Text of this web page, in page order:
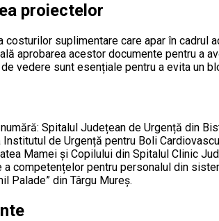
proiectelor
suplimentare care apar în
aprobarea acestor documente pentru a
vedere sunt esențiale pentru a evita un
Spitalul Județean de Urgență din
de Urgență pentru Boli
Mamei și Copilului din Spitalul Clinic
competențelor pentru personalul din
Palade” din Târgu Mureș.